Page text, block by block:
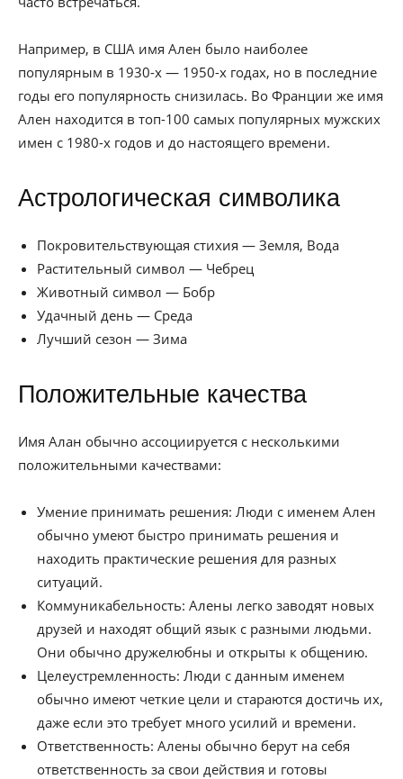
Например, в США имя Ален было наиболее
популярным в 1930-х — 1950-х годах, но в последние
годы его популярность снизилась. Во Франции же имя
Ален находится в топ-100 самых популярных мужских
имен с 1980-х годов и до настоящего времени.
Астрологическая символика
Покровительствующая стихия — Земля, Вода
Растительный символ — Чебрец
Животный символ — Бобр
Удачный день — Среда
Лучший сезон — Зима
Положительные качества
Имя Алан обычно ассоциируется с несколькими
положительными качествами:
Умение принимать решения: Люди с именем Ален
обычно умеют быстро принимать решения и
находить практические решения для разных
ситуаций.
Коммуникабельность: Алены легко заводят новых
друзей и находят общий язык с разными людьми.
Они обычно дружелюбны и открыты к общению.
Целеустремленность: Люди с данным именем
обычно имеют четкие цели и стараются достичь их,
даже если это требует много усилий и времени.
Ответственность: Алены обычно берут на себя
ответственность за свои действия и готовы